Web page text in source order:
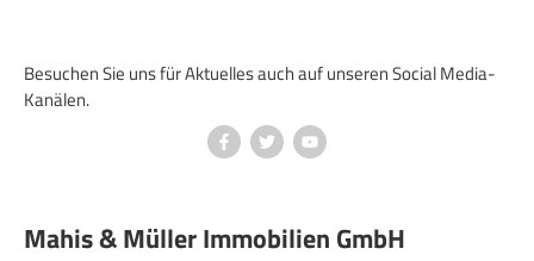
Besuchen Sie uns für Aktuelles auch auf unseren Social Media-
Kanälen.
Mahis & Müller Immobilien GmbH